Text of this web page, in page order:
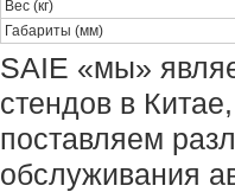
Вес (кг)
Габариты (мм)
SAIE «мы»
стендов в
поставляем
обслуживания